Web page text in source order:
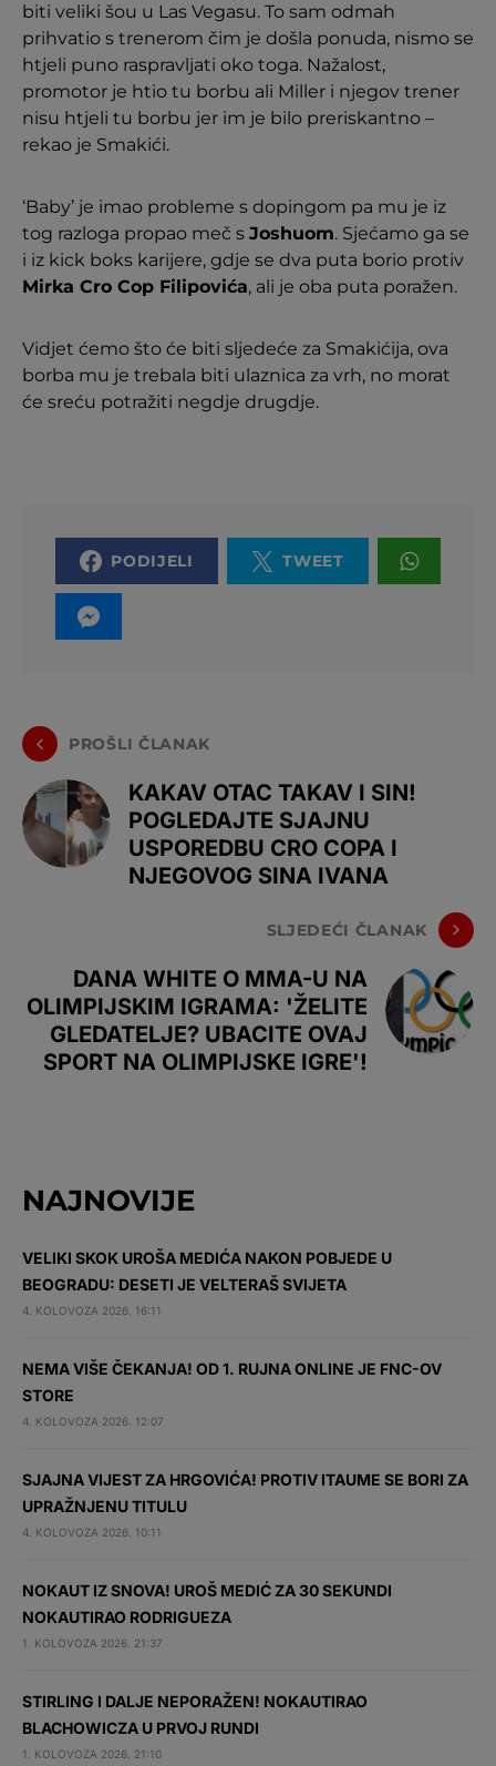
biti veliki šou u Las Vegasu. To sam odmah
prihvatio s trenerom čim je došla ponuda, nismo se
htjeli puno raspravljati oko toga. Nažalost,
promotor je htio tu borbu ali Miller i njegov trener
nisu htjeli tu borbu jer im je bilo preriskantno –
rekao je Smakići.
‘Baby’ je imao probleme s dopingom pa mu je iz
tog razloga propao meč s Joshuom. Sjećamo ga se
i iz kick boks karijere, gdje se dva puta borio protiv
Mirka Cro Cop Filipovića, ali je oba puta poražen.
Vidjet ćemo što će biti sljedeće za Smakićija, ova
borba mu je trebala biti ulaznica za vrh, no morat
će sreću potražiti negdje drugdje.
PODIJELI TWEET
PROŠLI ČLANAK
KAKAV OTAC TAKAV I SIN!
POGLEDAJTE SJAJNU
USPOREDBU CRO COPA I
NJEGOVOG SINA IVANA
SLJEDEĆI ČLANAK
DANA WHITE O MMA-U NA
OLIMPIJSKIM IGRAMA: 'ŽELITE
GLEDATELJE? UBACITE OVAJ
SPORT NA OLIMPIJSKE IGRE'!
NAJNOVIJE
VELIKI SKOK UROŠA MEDIĆA NAKON POBJEDE U
BEOGRADU: DESETI JE VELTERAŠ SVIJETA
4. KOLOVOZA 2026. 16:11
NEMA VIŠE ČEKANJA! OD 1. RUJNA ONLINE JE FNC-OV
STORE
4. KOLOVOZA 2026. 12:07
SJAJNA VIJEST ZA HRGOVIĆA! PROTIV ITAUME SE BORI ZA
UPRAŽNJENU TITULU
4. KOLOVOZA 2026. 10:11
NOKAUT IZ SNOVA! UROŠ MEDIĆ ZA 30 SEKUNDI
NOKAUTIRAO RODRIGUEZA
1. KOLOVOZA 2026. 21:37
STIRLING I DALJE NEPORAŽEN! NOKAUTIRAO
BLACHOWICZA U PRVOJ RUNDI
1. KOLOVOZA 2026. 21:10